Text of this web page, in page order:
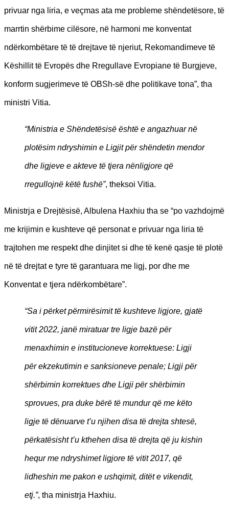
privuar nga liria, e veçmas ata me probleme shëndetësore, të
marrtin shërbime cilësore, në harmoni me konventat
ndërkombëtare të të drejtave të njeriut, Rekomandimeve të
Këshillit të Evropës dhe Rregullave Evropiane të Burgjeve,
konform sugjerimeve të OBSh-së dhe politikave tona”, tha
ministri Vitia.
“Ministria e Shëndetësisë është e angazhuar në
plotësim ndryshimin e Ligjit për shëndetin mendor
dhe ligjeve e akteve të tjera nënligjore që
rregullojnë këtë fushë”, theksoi Vitia.
Ministrja e Drejtësisë, Albulena Haxhiu tha se “po vazhdojmë
me krijimin e kushteve që personat e privuar nga liria të
trajtohen me respekt dhe dinjitet si dhe të kenë qasje të plotë
në të drejtat e tyre të garantuara me ligj, por dhe me
Konventat e tjera ndërkombëtare”.
“Sa i përket përmirësimit të kushteve ligjore, gjatë
vitit 2022, janë miratuar tre ligje bazë për
menaxhimin e institucioneve korrektuese: Ligji
për ekzekutimin e sanksioneve penale; Ligji për
shërbimin korrektues dhe Ligji për shërbimin
sprovues, pra duke bërë të mundur që me këto
ligje të dënuarve t’u njihen disa të drejta shtesë,
përkatësisht t’u kthehen disa të drejta që ju kishin
hequr me ndryshimet ligjore të vitit 2017, që
lidheshin me pakon e ushqimit, ditët e vikendit,
etj.”, tha ministrja Haxhiu.